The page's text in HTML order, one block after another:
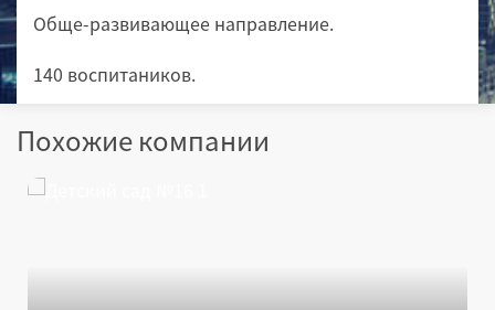
Обще-развивающее направление.
140 воспитаников.
Похожие компании